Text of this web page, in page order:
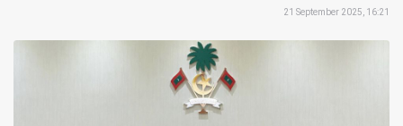
21 September 2025, 16:21